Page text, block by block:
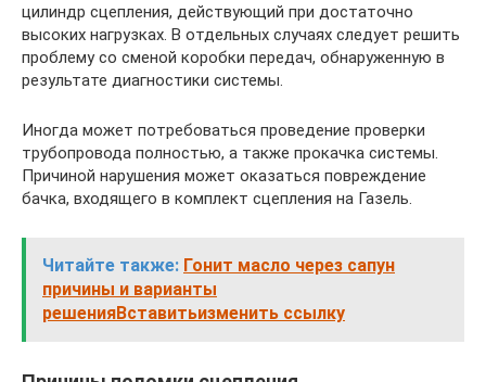
цилиндр сцепления, действующий при достаточно
высоких нагрузках. В отдельных случаях следует решить
проблему со сменой коробки передач, обнаруженную в
результате диагностики системы.
Иногда может потребоваться проведение проверки
трубопровода полностью, а также прокачка системы.
Причиной нарушения может оказаться повреждение
бачка, входящего в комплект сцепления на Газель.
Читайте также: Гонит масло через сапун
причины и варианты
решенияВставитьизменить ссылку